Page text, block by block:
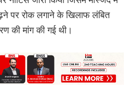
पर रोक लगाने के खिलाफ लंबित
की मांग की गई थी।